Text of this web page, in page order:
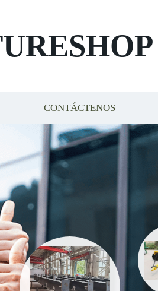
CONTÁCTENOS